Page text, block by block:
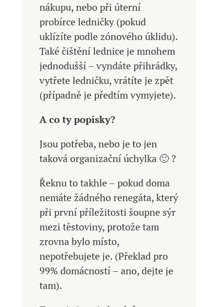
nákupu, nebo při úterní
probírce ledničky (pokud
uklízíte podle zónového úklidu).
Také čištění lednice je mnohem
jednodušší – vyndáte přihrádky,
vytřete ledničku, vrátíte je zpět
(případně je předtím vymyjete).
A co ty popisky?
Jsou potřeba, nebo je to jen
taková organizační úchylka 🙂 ?
Řeknu to takhle – pokud doma
nemáte žádného renegáta, který
při první příležitosti šoupne sýr
mezi těstoviny, protože tam
zrovna bylo místo,
nepotřebujete je. (Překlad pro
99% domácností – ano, dejte je
tam).